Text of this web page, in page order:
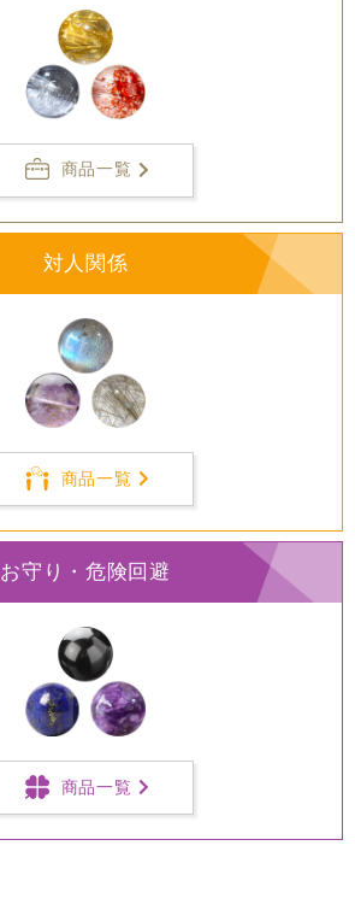
商品一覧
対人関係
商品一覧
お守り・危険回避
商品一覧